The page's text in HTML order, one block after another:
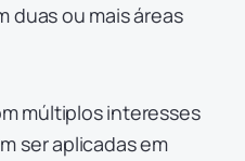
duas ou mais áreas
múltiplos interesses
ser aplicadas em